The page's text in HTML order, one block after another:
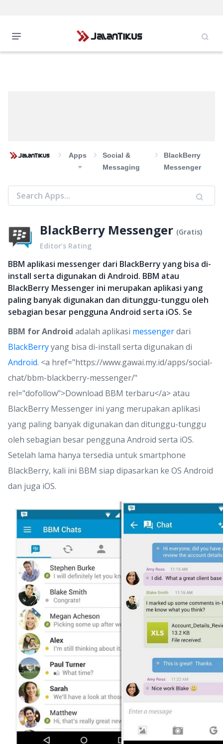
Apps
Social &
Messaging
BlackBerry
Messenger
BlackBerry Messenger (Gratis)
Editor’s Rating
BBM aplikasi messenger dari BlackBerry yang bisa di-
install serta digunakan di Android. BBM atau
BlackBerry Messenger ini merupakan aplikasi yang
paling banyak digunakan dan ditunggu-tunggu oleh
sebagian besar pengguna Android serta iOS. Se
BBM for Android adalah aplikasi messengerdari
BlackBerryyang bisa di-install serta digunakan di
Android. <a href="https://www.gawai.my.id/apps/social-
chat/bbm-blackberry-messenger/"
rel="dofollow">Download BBM terbaru</a> atau
BlackBerry Messenger ini yang merupakan aplikasi
yang paling banyak digunakan dan ditunggu-tunggu
oleh sebagian besar pengguna Android serta iOS.
Setelah lama hanya tersedia untuk smartphone
BlackBerry, kali ini BBM siap dipasarkan ke OS Android
dan juga iOS.